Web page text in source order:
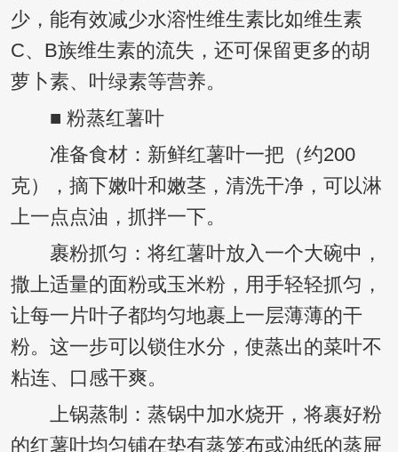
少，能有效减少水溶性维生素比如维生素
C、B族维生素的流失，还可保留更多的胡
萝卜素、叶绿素等营养。
■ 粉蒸红薯叶
准备食材：新鲜红薯叶一把（约200
克），摘下嫩叶和嫩茎，清洗干净，可以淋
上一点点油，抓拌一下。
裹粉抓匀：将红薯叶放入一个大碗中，
撒上适量的面粉或玉米粉，用手轻轻抓匀，
让每一片叶子都均匀地裹上一层薄薄的干
粉。这一步可以锁住水分，使蒸出的菜叶不
粘连、口感干爽。
上锅蒸制：蒸锅中加水烧开，将裹好粉
的红薯叶均匀铺在垫有蒸笼布或油纸的蒸屉